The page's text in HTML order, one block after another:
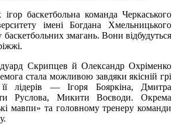
ігор баскетбольна команда Черкаського
імені Богдана Хмельницького
змагань. Вони відбудуться
Скрипцев й Олександр Охріменко
стала можливою завдяки якісній грі
лідерів — Ігоря Бояркіна, Дмитра
Руслова, Микити Воєводи. Окрема
мавпи» та головному тренеру команди